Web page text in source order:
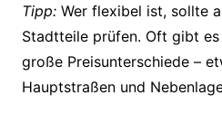
Tipp:Wer flexibel ist, sollte
Stadtteile prüfen. Oft gibt
große Preisunterschiede –
Hauptstraßen und